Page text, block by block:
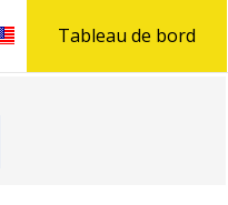
Tableau de bord